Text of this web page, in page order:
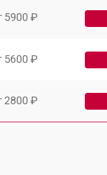
5900 ₽
5600 ₽
2800 ₽